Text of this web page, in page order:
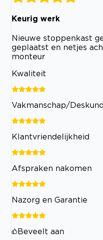
Keurig werk
Nieuwe stoppenkast
geplaatst en netjes
monteur
Kwaliteit
Vakmanschap/
Klantvriendelijkheid
Afspraken nakomen
Nazorg en Garantie
Beveelt aan